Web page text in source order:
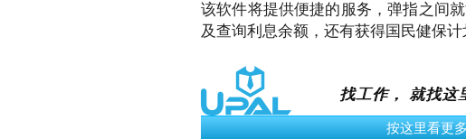
该软件将提供便捷的服务，弹指之间
及查询利息余额，还有获得国民健保计
找工作， 就找这